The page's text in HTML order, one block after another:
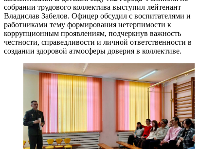
собрании трудового коллектива выступил лейтенант
Владислав Забелов. Офицер обсудил с воспитателями и
работниками тему формирования нетерпимости к
коррупционным проявлениям, подчеркнув важность
честности, справедливости и личной ответственности в
создании здоровой атмосферы доверия в коллективе.